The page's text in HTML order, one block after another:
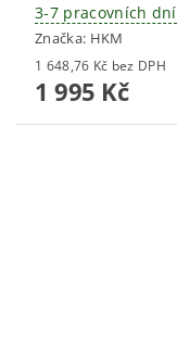
3-7 pracovních dní
Značka: HKM
1 648,76 Kč bez DPH
1 995 Kč